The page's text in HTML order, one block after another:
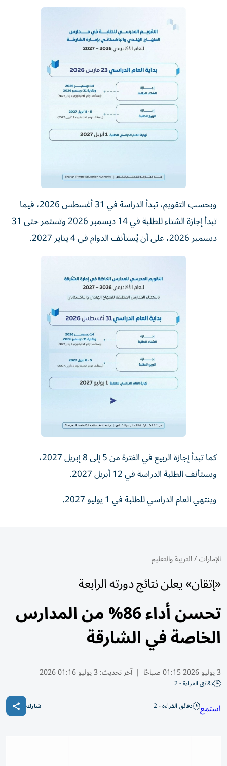
وبحسب التقويم، تبدأ الدراسة في 31 أغسطس 2026، فيما
تبدأ إجازة الشتاء للطلبة في 14 ديسمبر 2026 وتستمر حتى 31
ديسمبر 2026، على أن يُستأنف الدوام في 4 يناير 2027.
كما تبدأ إجازة الربيع في الفترة من 5 إلى 8 إبريل 2027،
ويستأنف الطلبة الدراسة في 12 أبريل 2027.
وينتهي العام الدراسي للطلبة في 1 يوليو 2027.
الإمارات/التربية والتعليم
«إتقان» يعلن نتائج دورته الرابعة
تحسن أداء 86% من المدارس
الخاصة في الشارقة
3 يوليو 2026 01:15 صباحًا | آخر تحديث: 3 يوليو 01:16 2026
دقائق القراءة - 2
استمع دقائق القراءة - 2 شارك